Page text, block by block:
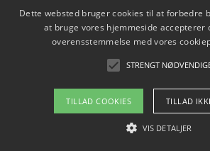
Copyright 2026 - Pilanto
Om / kontakt
Blog
Dette websted bruger cookies til at forbedre
at bruge vores hjemmeside accepterer
overensstemmelse med vores
STRENGT
TILLAD COOKIES TILLAD
VIS DETALJER